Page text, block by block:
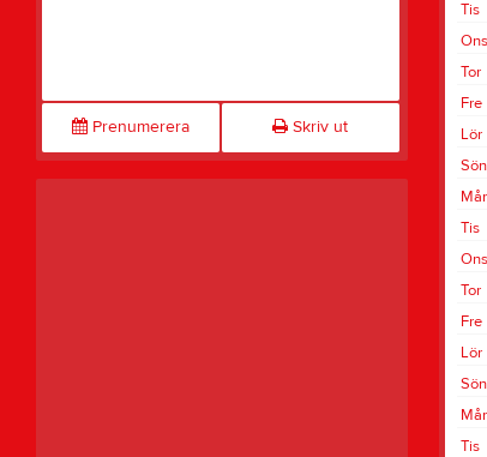
Prenumerera Skriv ut
Tis
Ons
Tor
Fre
Lör
Sön
Tis
Ons
Tor
Fre
Lör
Sön
Tis